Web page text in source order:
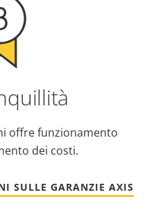
offre funzionamento
dei costi.
SULLE GARANZIE AXIS